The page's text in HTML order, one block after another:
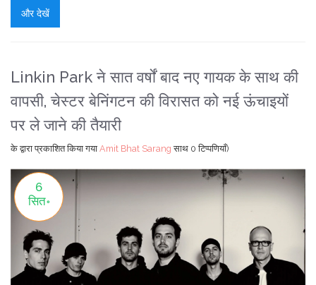
और देखें
Linkin Park ने सात वर्षों बाद नए गायक के साथ की
वापसी, चेस्टर बेनिंगटन की विरासत को नई ऊंचाइयों
पर ले जाने की तैयारी
के द्वारा प्रकाशित किया गया Amit Bhat Sarang साथ 0 टिप्पणियाँ)
6
सित॰